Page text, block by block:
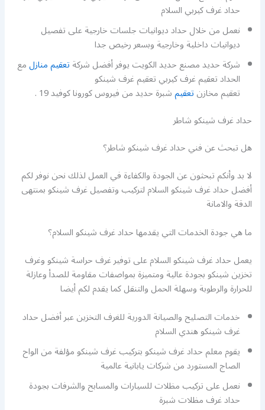
حداد غرف كيربي السلام
نعمل من خلال حداد ديوانيات جلسات خارجية على تفصيل
ديوانيات داخلية وخارجية وبسعر رخيص جدا
شركة حديد مصنع حديد الكويت يوفر أفضل شركةتعقيم منازلمع
الحداد تعقيم غرف كيربي تعقيم غرف شينكو
تعقيم مخازنتعقيمشبرة حديد من فيروس كورونا كوفيد 19 .
حداد غرف شينكو شاطر
هل تبحث عن فني حداد غرف شينكو شاطر؟
لا بد وأنكم تبحثون عن الجودة والكفاءة في العمل لذلك نحن نوفر لكم
أفضل حداد غرف شينكو السلام لتركيب وتفصيل غرف شينكو بمنتهى
الدقة والامانة
ما هي جودة الخدمات التي يقدمها حداد غرف شينكو السلام؟
يعمل حداد غرف شينكو السلام على توفير غرف حراسة شينكو وغرف
تخزين شينكو بجودة عالية ومتميزة بمواصفات مقاومة للصدأ وعازلة
للحرارة والرطوبة وسهلة الحمل والتنقل كما يقدم لكم أيضا
خدمات التصليح والصيانة الدورية للغرف التخزين عبر أفضل حداد
غرف شينكو هندي السلام
يقوم معلم حداد غرف شينكو بتركيب غرف شينكو مؤلفة من الواح
الصاج المستورد من شركات يابانية عالمية
نعمل على تركيب مظلات للسيارات والمسابح والشرفات بجودة
حداد غرف مظلات شبرة